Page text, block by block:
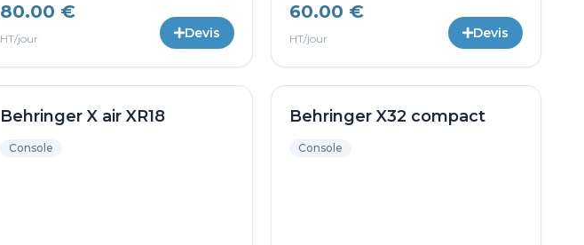
80.00 €
HT/jour Devis
60.00 €
HT/jour Devis
Behringer X air XR18
Console
Behringer X32 compact
Console